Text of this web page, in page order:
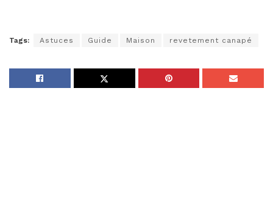
Tags: Astuces Guide Maison revetement canapé